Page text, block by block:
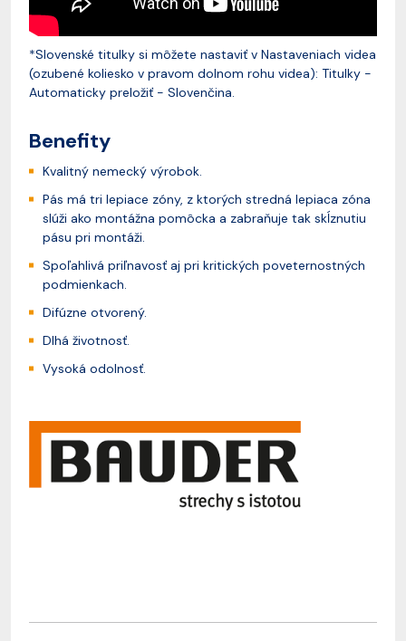
*Slovenské titulky si môžete nastaviť v Nastaveniach videa
(ozubené koliesko v pravom dolnom rohu videa): Titulky -
Automaticky preložiť - Slovenčina.
Benefity
Kvalitný nemecký výrobok.
Pás má tri lepiace zóny, z ktorých stredná lepiaca zóna
slúži ako montážna pomôcka a zabraňuje tak skĺznutiu
pásu pri montáži.
Spoľahlivá priľnavosť aj pri kritických poveternostných
podmienkach.
Difúzne otvorený.
Dlhá životnosť.
Vysoká odolnosť.